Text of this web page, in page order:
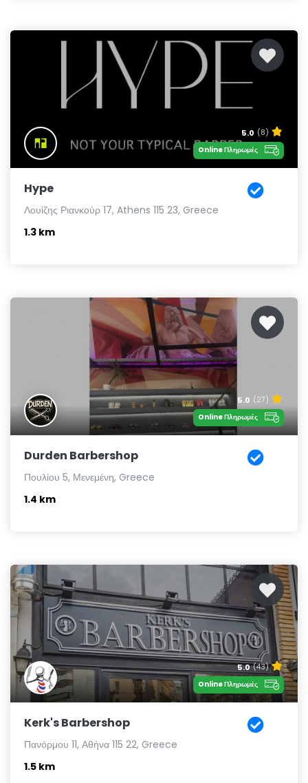
5.0 (8)
Online Πληρωμές
Hype
Λουίζης Ριανκούρ 17, Athens 115 23, Greece
1.3 km
5.0 (27)
Online Πληρωμές
Durden Barbershop
Πουλίου 5, Μενεμένη, Greece
1.4 km
5.0 (43)
Online Πληρωμές
Kerk's Barbershop
Πανόρμου 11, Αθήνα 115 22, Greece
1.5 km